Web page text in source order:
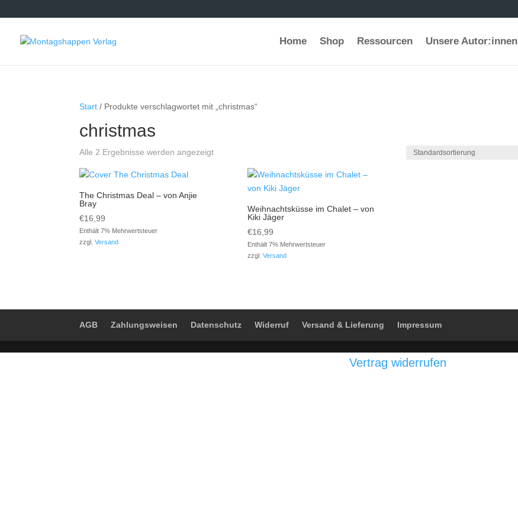
Home Shop Ressourcen Unsere Autor:innen
Start / Produkte verschlagwortet mit „christmas“
christmas
Alle 2 Ergebnisse werden angezeigt
The Christmas Deal – von Anjie
Bray
€16,99
Enthält 7% Mehrwertsteuer
zzgl.Versand
Weihnachtsküsse im Chalet – von
Kiki Jäger
€16,99
Enthält 7% Mehrwertsteuer
zzgl. Versand
AGB Zahlungsweisen Datenschutz Widerruf Versand & Lieferung Impressum
Vertrag widerrufen